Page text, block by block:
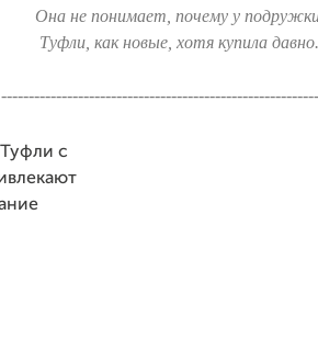
Она не понимает, почему у
Туфли, как новые, хотя купила